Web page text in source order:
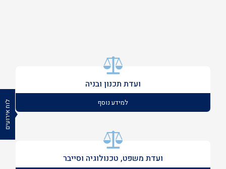
ועדת תכנון ובניה
למידע נוסף
ועדת משפט, טכנולוגיה וסייבר
לוח אירועים